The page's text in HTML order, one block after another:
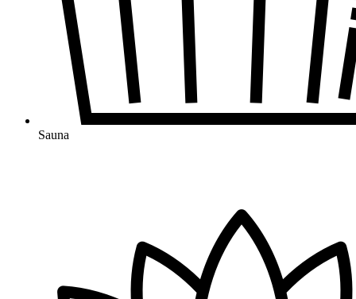
Sauna